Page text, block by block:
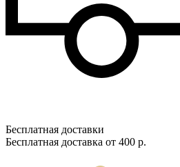
Бесплатная доставки
Бесплатная доставка от 400 р.